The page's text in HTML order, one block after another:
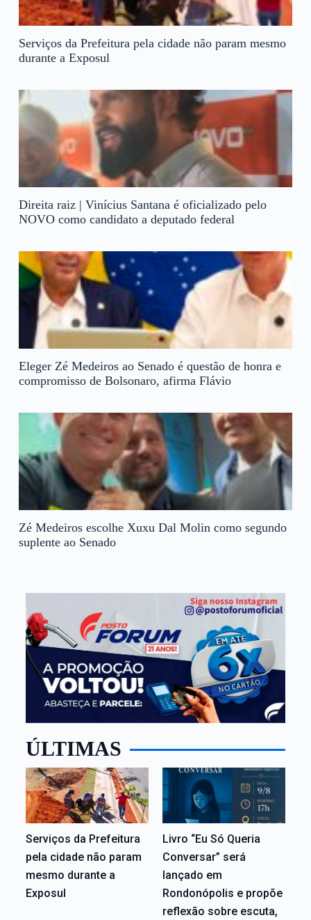
Serviços da Prefeitura pela cidade não param mesmo
durante a Exposul
Direita raiz | Vinícius Santana é oficializado pelo
NOVO como candidato a deputado federal
Eleger Zé Medeiros ao Senado é questão de honra e
compromisso de Bolsonaro, afirma Flávio
Zé Medeiros escolhe Xuxu Dal Molin como segundo
suplente ao Senado
ÚLTIMAS
Serviços da Prefeitura
pela cidade não param
mesmo durante a
Exposul
Livro “Eu Só Queria
Conversar” será
lançado em
Rondonópolis e propõe
reflexão sobre escuta,